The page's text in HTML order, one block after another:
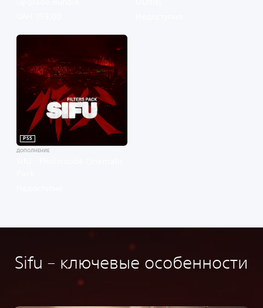
PS5
ДОПОЛНЕНИЕ
Sifu – ключевые особенности